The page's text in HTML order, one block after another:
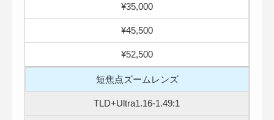
¥35,000
¥45,500
¥52,500
短焦点ズームレンズ
TLD+Ultra1.16-1.49:1